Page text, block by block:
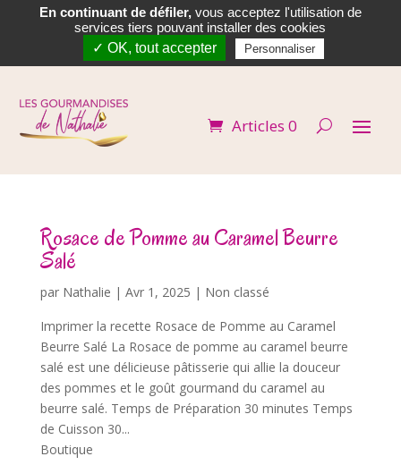
 
Articles 0
Rosace de Pomme au Caramel Beurre
Salé
par Nathalie | Avr 1, 2025 | Non classé
Imprimer la recette Rosace de Pomme au Caramel
Beurre Salé La Rosace de pomme au caramel beurre
salé est une délicieuse pâtisserie qui allie la douceur
des pommes et le goût gourmand du caramel au
beurre salé. Temps de Préparation 30 minutes Temps
de Cuisson 30...
Boutique
En continuant de défiler,vous acceptez l'utilisation de
services tiers pouvant installer des cookies
✓ OK, tout accepter
Personnaliser